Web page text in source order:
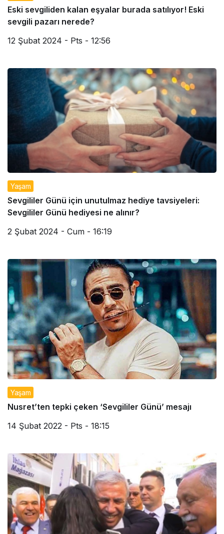
Eski sevgiliden kalan eşyalar burada satılıyor! Eski
sevgili pazarı nerede?
12 Şubat 2024 - Pts - 12:56
Yaşam
Sevgililer Günü için unutulmaz hediye tavsiyeleri:
Sevgililer Günü hediyesi ne alınır?
2 Şubat 2024 - Cum - 16:19
Yaşam
Nusret’ten tepki çeken ‘Sevgililer Günü’ mesajı
14 Şubat 2022 - Pts - 18:15